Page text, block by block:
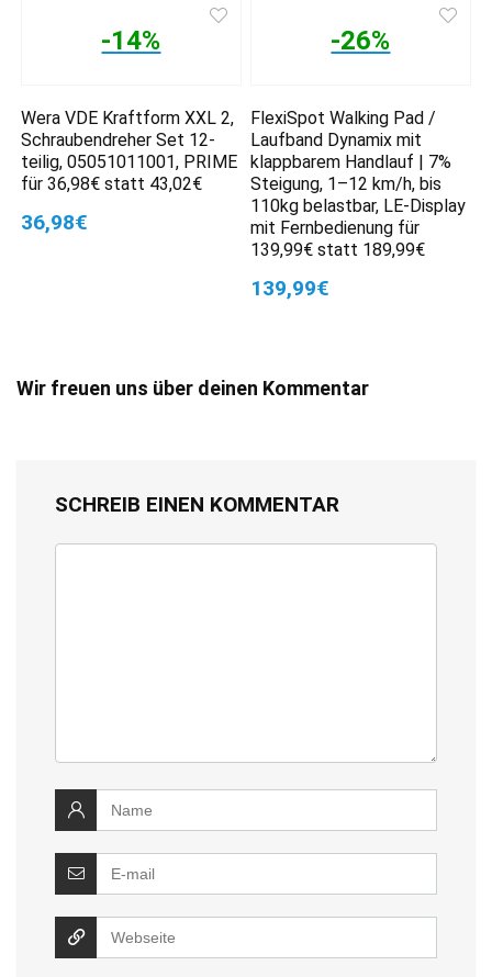
-14%
Wera VDE Kraftform XXL 2,
Schraubendreher Set 12-
teilig, 05051011001, PRIME
für 36,98€ statt 43,02€
36,98€
-26%
FlexiSpot Walking Pad /
Laufband Dynamix mit
klappbarem Handlauf | 7%
Steigung, 1–12 km/h, bis
110kg belastbar, LE-Display
mit Fernbedienung für
139,99€ statt 189,99€
139,99€
Wir freuen uns über deinen Kommentar
SCHREIB EINEN KOMMENTAR